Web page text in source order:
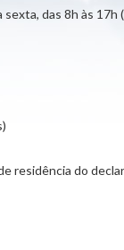
das 8h às 17h
residência do